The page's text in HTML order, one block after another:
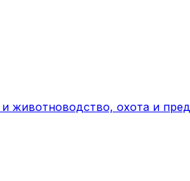
животноводство, охота и